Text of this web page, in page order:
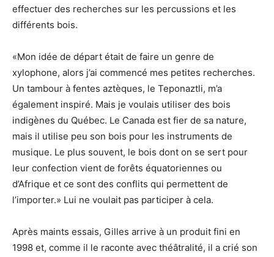
effectuer des recherches sur les percussions et les
différents bois.
«Mon idée de départ était de faire un genre de
xylophone, alors j’ai commencé mes petites recherches.
Un tambour à fentes aztèques, le Teponaztli, m’a
également inspiré. Mais je voulais utiliser des bois
indigènes du Québec. Le Canada est fier de sa nature,
mais il utilise peu son bois pour les instruments de
musique. Le plus souvent, le bois dont on se sert pour
leur confection vient de forêts équatoriennes ou
d’Afrique et ce sont des conflits qui permettent de
l’importer.» Lui ne voulait pas participer à cela.
Après maints essais, Gilles arrive à un produit fini en
1998 et, comme il le raconte avec théâtralité, il a crié son